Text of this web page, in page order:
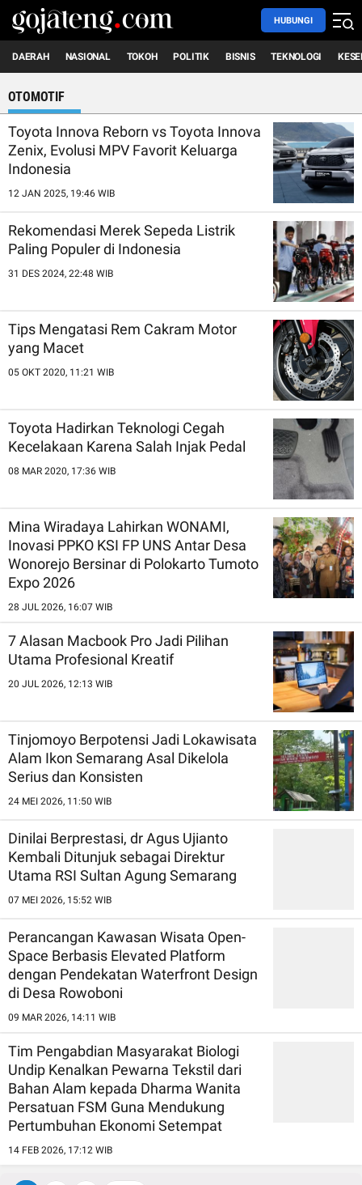
HUBUNGI
DAERAH NASIONAL TOKOH POLITIK BISNIS TEKNOLOGI
OTOMOTIF
Toyota Innova Reborn vs Toyota Innova
Zenix, Evolusi MPV Favorit Keluarga
Indonesia
12 JAN 2025, 19:46 WIB
Rekomendasi Merek Sepeda Listrik
Paling Populer di Indonesia
31 DES 2024, 22:48 WIB
Tips Mengatasi Rem Cakram Motor
yang Macet
05 OKT 2020, 11:21 WIB
Toyota Hadirkan Teknologi Cegah
Kecelakaan Karena Salah Injak Pedal
08 MAR 2020, 17:36 WIB
Mina Wiradaya Lahirkan WONAMI,
Inovasi PPKO KSI FP UNS Antar Desa
Wonorejo Bersinar di Polokarto Tumoto
Expo 2026
28 JUL 2026, 16:07 WIB
7 Alasan Macbook Pro Jadi Pilihan
Utama Profesional Kreatif
20 JUL 2026, 12:13 WIB
Tinjomoyo Berpotensi Jadi Lokawisata
Alam Ikon Semarang Asal Dikelola
Serius dan Konsisten
24 MEI 2026, 11:50 WIB
Dinilai Berprestasi, dr Agus Ujianto
Kembali Ditunjuk sebagai Direktur
Utama RSI Sultan Agung Semarang
07 MEI 2026, 15:52 WIB
Perancangan Kawasan Wisata Open-
Space Berbasis Elevated Platform
dengan Pendekatan Waterfront Design
di Desa Rowoboni
09 MAR 2026, 14:11 WIB
Tim Pengabdian Masyarakat Biologi
Undip Kenalkan Pewarna Tekstil dari
Bahan Alam kepada Dharma Wanita
Persatuan FSM Guna Mendukung
Pertumbuhan Ekonomi Setempat
14 FEB 2026, 17:12 WIB